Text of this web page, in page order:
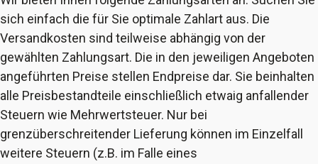
sich einfach die für Sie optimale Zahlart aus. Die
Versandkosten sind teilweise abhängig von der
gewählten Zahlungsart. Die in den jeweiligen Angeboten
angeführten Preise stellen Endpreise dar. Sie beinhalten
alle Preisbestandteile einschließlich etwaig anfallender
Steuern wie Mehrwertsteuer. Nur bei
grenzüberschreitender Lieferung können im Einzelfall
weitere Steuern (z.B. im Falle eines